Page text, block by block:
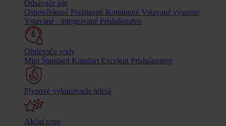
Odsávače pár
Ostrovčekové Podstavné Komínové Vstavané výsuvné
Vstavané - integrované Príslušenstvo
Ohrievače vody
Mini Štandard Komfort Excelent Príslušenstvo
Plynové vykurovacie telesá
Akční ceny